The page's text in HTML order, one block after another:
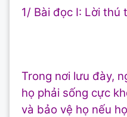
1/ Bài đọc I: Lời thú
Trong nơi lưu đày,
họ phải sống cực
và bảo vệ họ nếu